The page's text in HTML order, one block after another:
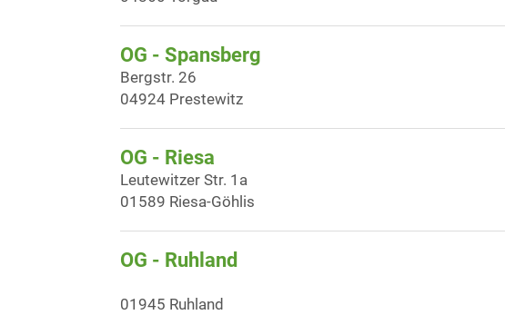
OG - Spansberg
Bergstr. 26
04924 Prestewitz
OG - Riesa
Leutewitzer Str. 1a
01589 Riesa-Göhlis
OG - Ruhland
01945 Ruhland